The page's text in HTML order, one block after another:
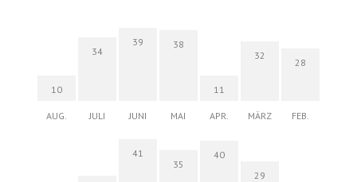
10
AUG.
34
JULI
39
JUNI
38
MAI
11
APR.
32
MÄRZ
28
FEB.
41
35
40
29